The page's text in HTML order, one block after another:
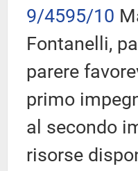
9/4595/10
Fontanelli,
parere
primo
al secondo
risorse